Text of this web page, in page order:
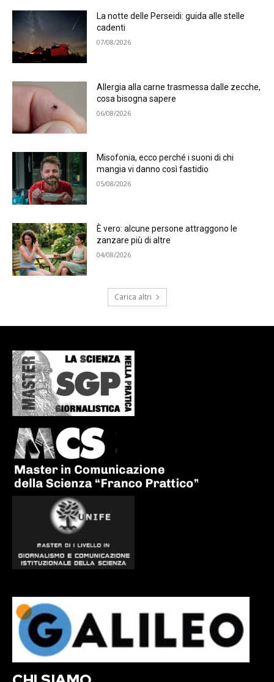
La notte delle Perseidi: guida alle stelle
cadenti
07/08/2026
Allergia alla carne trasmessa dalle zecche,
cosa bisogna sapere
06/08/2026
Misofonia, ecco perché i suoni di chi
mangia vi danno così fastidio
05/08/2026
È vero: alcune persone attraggono le
zanzare più di altre
04/08/2026
Carica altri